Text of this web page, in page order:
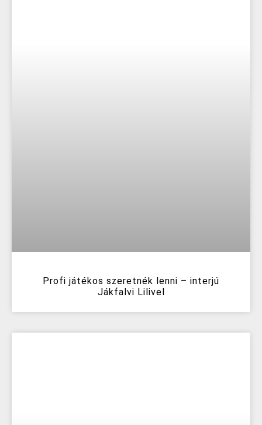
Profi játékos szeretnék lenni – interjú
Jákfalvi Lilivel